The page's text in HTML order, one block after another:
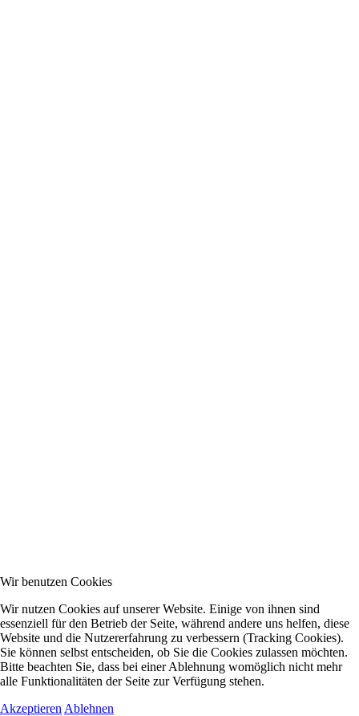
Wir benutzen Cookies
Wir nutzen Cookies auf unserer Website. Einige von ihnen sind
essenziell für den Betrieb der Seite, während andere uns helfen, diese
Website und die Nutzererfahrung zu verbessern (Tracking Cookies).
Sie können selbst entscheiden, ob Sie die Cookies zulassen möchten.
Bitte beachten Sie, dass bei einer Ablehnung womöglich nicht mehr
alle Funktionalitäten der Seite zur Verfügung stehen.
Akzeptieren Ablehnen